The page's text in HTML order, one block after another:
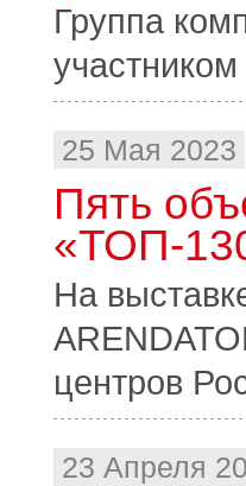
Группа
25 Мая 2023
Пять
«ТОП-
На
центров
23 Апреля